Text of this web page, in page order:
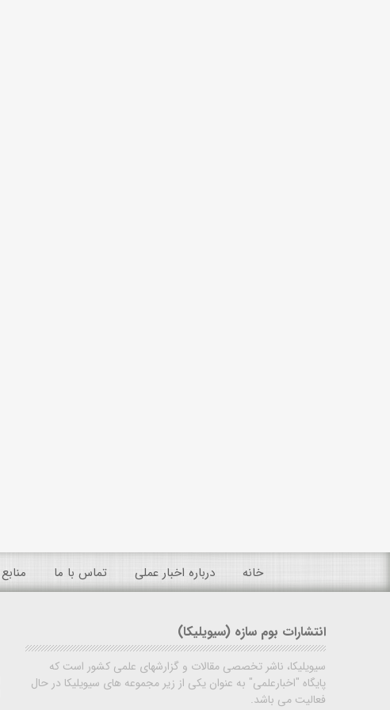
خانه درباره اخبار عملی تماس با ما منابع
انتشارات بوم سازه (سیویلیکا)
سیویلیکا، ناشر تخصصی مقالات و گزارشهای علمی کشور است که
پایگاه "اخبارعلمی" به عنوان یکی از زیر مجموعه های سیویلیکا در حال
فعالیت می باشد.